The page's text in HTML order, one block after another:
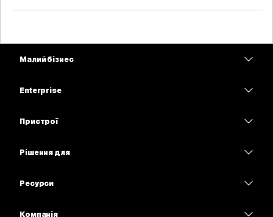
Малий бізнес
Enterprise
Пристрої
Рішення для
Ресурси
Компанія